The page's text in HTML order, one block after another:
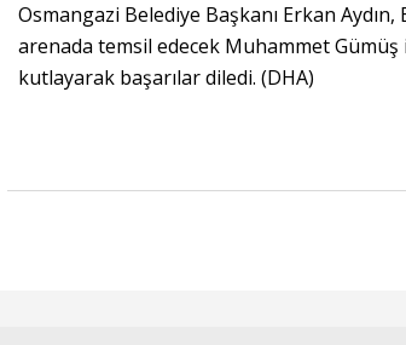
Osmangazi Belediye Başkanı Erkan
arenada temsil edecek Muhammet
kutlayarak başarılar diledi. (DHA)